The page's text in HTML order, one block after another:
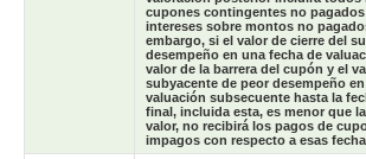
cupones contingentes no
intereses sobre montos no
embargo, si el valor de cierre del
desempeño en una fecha de
valor de la barrera del cupón y el
subyacente de peor desempeño
valuación subsecuente hasta la
final, incluida esta, es menor que
valor, no recibirá los pagos de
impagos con respecto a esas